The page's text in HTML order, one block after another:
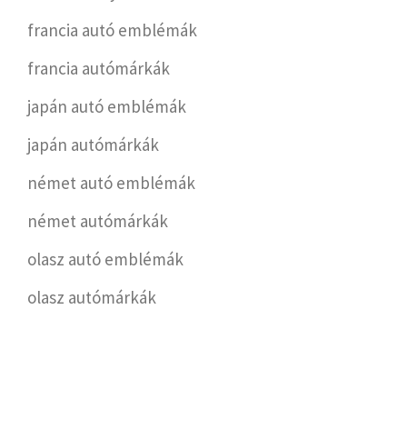
francia autó emblémák
francia autómárkák
japán autó emblémák
japán autómárkák
német autó emblémák
német autómárkák
olasz autó emblémák
olasz autómárkák